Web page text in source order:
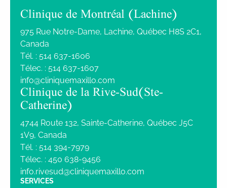
Clinique de Montréal (Lachine)
975 Rue Notre-Dame, Lachine, Québec H8S 2C1,
Canada
Tél. : 514 637-1606
Télec. : 514 637-1607
info@cliniquemaxillo.com
Clinique de la Rive-Sud (Ste-
Catherine)
4744 Route 132, Sainte-Catherine, Québec J5C
1V9, Canada
Tél. : 514 394-7979
Télec. : 450 638-9456
info.rivesud@cliniquemaxillo.com
SERVICES